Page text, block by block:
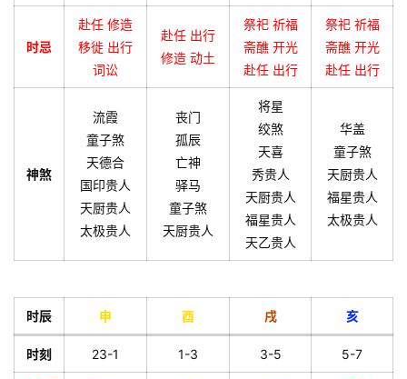
时忌
赴任 修造
移徙 出行
词讼
赴任 出行
修造 动土
祭祀 祈福
斋醮 开光
赴任 出行
祭祀 祈福
斋醮 开光
赴任 出行
神煞
流霞
童子煞
天德合
国印贵人
天厨贵人
太极贵人
丧门
孤辰
亡神
驿马
童子煞
天厨贵人
将星
绞煞
天喜
秀贵人
天厨贵人
福星贵人
天乙贵人
华盖
童子煞
天厨贵人
福星贵人
太极贵人
时辰 申 酉 戌 亥
时刻 23-1 1-3 3-5 5-7